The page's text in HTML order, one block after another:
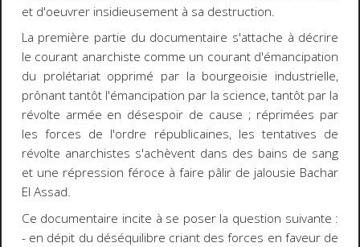
et d'oeuvrer insidieusement à sa destruction.
La première partie du documentaire s'attache à décrire
le courant anarchiste comme un courant d'émancipation
du prolétariat opprimé par la bourgeoisie industrielle,
prônant tantôt l'émancipation par la science, tantôt par la
révolte armée en désespoir de cause ; réprimées par
les forces de l'ordre républicaines, les tentatives de
révolte anarchistes s'achèvent dans des bains de sang
et une répression féroce à faire pâlir de jalousie Bachar
El Assad.
Ce documentaire incite à se poser la question suivante :
- en dépit du déséquilibre criant des forces en faveur de